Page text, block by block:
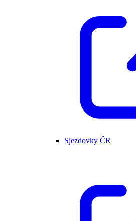
Sjezdovky ČR